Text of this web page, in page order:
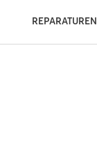
REPARATUREN